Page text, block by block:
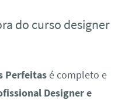
do curso designer
Perfeitasé completo e
Designer e